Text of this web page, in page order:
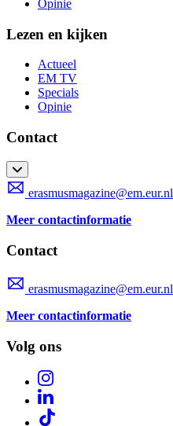
Opinie
Lezen en kijken
Actueel
EM TV
Specials
Opinie
Contact
erasmusmagazine@em.eur.nl
Meer contactinformatie
Contact
erasmusmagazine@em.eur.nl
Meer contactinformatie
Volg ons